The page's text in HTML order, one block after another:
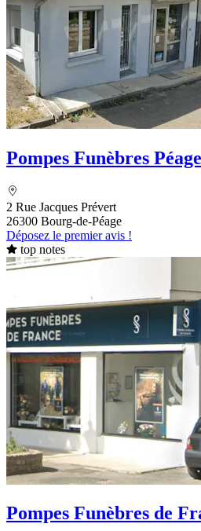
Pompes Funèbres
2 Rue Jacques Prévert
26300 Bourg-de-Péage
Déposez le premier avis !
top notes
Pompes Funèbres de